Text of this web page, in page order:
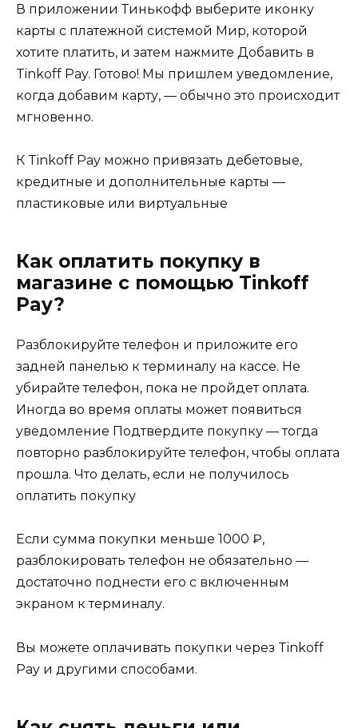
В приложении Тинькофф выберите иконку
карты с платежной системой Мир, которой
хотите платить, и затем нажмите Добавить в
Tinkoff Pay. Готово! Мы пришлем уведомление,
когда добавим карту, — обычно это происходит
мгновенно.
К Tinkoff Pay можно привязать дебетовые,
кредитные и дополнительные карты —
пластиковые или виртуальные
Как оплатить покупку в
магазине с помощью Tinkoff
Pay?
Разблокируйте телефон и приложите его
задней панелью к терминалу на кассе. Не
убирайте телефон, пока не пройдет оплата.
Иногда во время оплаты может появиться
уведомление Подтвердите покупку — тогда
повторно разблокируйте телефон, чтобы оплата
прошла. Что делать, если не получилось
оплатить покупку
Если сумма покупки меньше 1000 ₽,
разблокировать телефон не обязательно —
достаточно поднести его с включенным
экраном к терминалу.
Вы можете оплачивать покупки через Tinkoff
Pay и другими способами.